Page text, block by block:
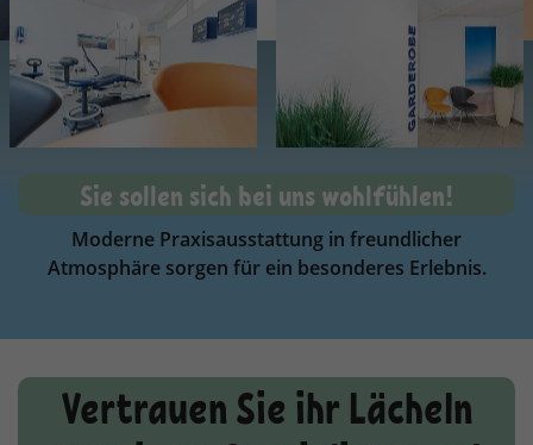
Sie sollen sich bei uns wohlfühlen!
Moderne Praxisausstattung in freundlicher
Atmosphäre sorgen für ein besonderes Erlebnis.
Vertrauen Sie ihr Lächeln